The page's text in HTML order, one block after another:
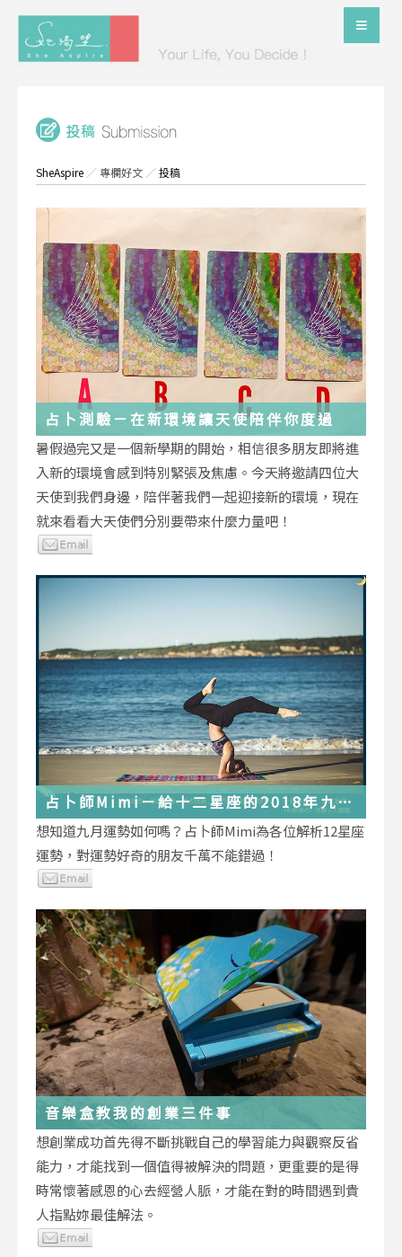
SheAspire ／專欄好文 ／投稿
占卜測驗－在新環境讓天使陪伴你度過
暑假過完又是一個新學期的開始，相信很多朋友即將進
入新的環境會感到特別緊張及焦慮。今天將邀請四位大
天使到我們身邊，陪伴著我們一起迎接新的環境，現在
就來看看大天使們分別要帶來什麼力量吧！
占卜師Mimi－給十二星座的2018年九月
運勢小叮嚀
想知道九月運勢如何嗎？占卜師Mimi為各位解析12星座
運勢，對運勢好奇的朋友千萬不能錯過！
音樂盒教我的創業三件事
想創業成功首先得不斷挑戰自己的學習能力與觀察反省
能力，才能找到一個值得被解決的問題，更重要的是得
時常懷著感恩的心去經營人脈，才能在對的時間遇到貴
人指點妳最佳解法。